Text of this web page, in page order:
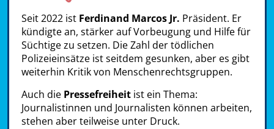
Seit 2022 ist Ferdinand Marcos Jr. Präsident. Er
kündigte an, stärker auf Vorbeugung und Hilfe für
Süchtige zu setzen. Die Zahl der tödlichen
Polizeieinsätze ist seitdem gesunken, aber es gibt
weiterhin Kritik von Menschenrechtsgruppen.
Auch die Pressefreiheit ist ein Thema:
Journalistinnen und Journalisten können arbeiten,
stehen aber teilweise unter Druck.